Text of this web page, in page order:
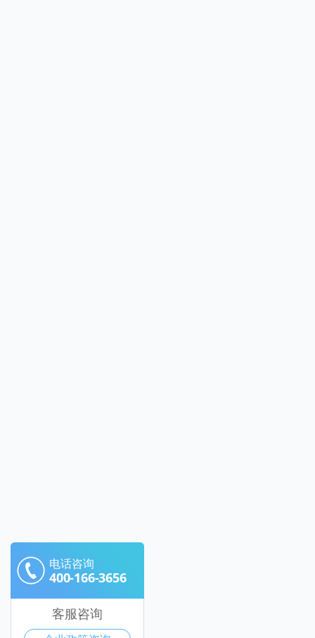
电话咨询
400-166-3656
客服咨询